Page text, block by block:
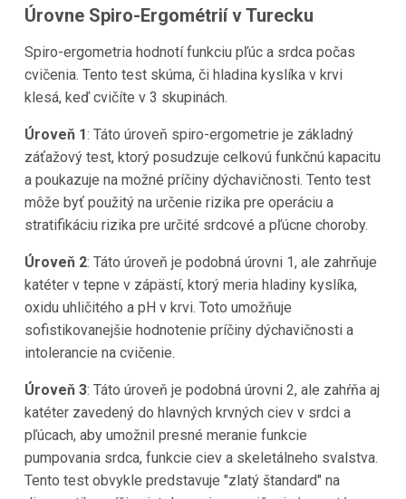
Úrovne Spiro-Ergométrií v Turecku
Spiro-ergometria hodnotí funkciu pľúc a srdca počas
cvičenia. Tento test skúma, či hladina kyslíka v krvi
klesá, keď cvičíte v 3 skupinách.
Úroveň 1: Táto úroveň spiro-ergometrie je základný
záťažový test, ktorý posudzuje celkovú funkčnú kapacitu
a poukazuje na možné príčiny dýchavičnosti. Tento test
môže byť použitý na určenie rizika pre operáciu a
stratifikáciu rizika pre určité srdcové a pľúcne choroby.
Úroveň 2: Táto úroveň je podobná úrovni 1, ale zahrňuje
katéter v tepne v zápästí, ktorý meria hladiny kyslíka,
oxidu uhličitého a pH v krvi. Toto umožňuje
sofistikovanejšie hodnotenie príčiny dýchavičnosti a
intolerancie na cvičenie.
Úroveň 3: Táto úroveň je podobná úrovni 2, ale zahŕňa aj
katéter zavedený do hlavných krvných ciev v srdci a
pľúcach, aby umožnil presné meranie funkcie
pumpovania srdca, funkcie ciev a skeletálneho svalstva.
Tento test obvykle predstavuje "zlatý štandard" na